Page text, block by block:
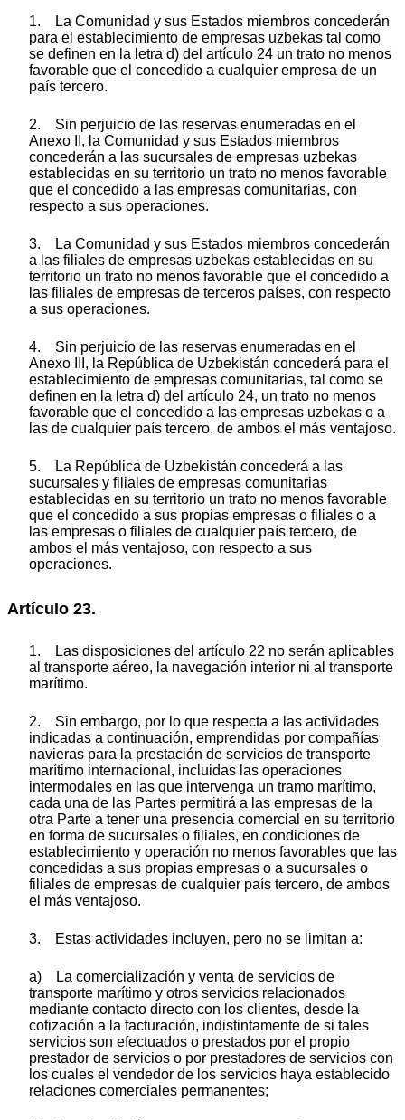
1. La Comunidad y sus Estados miembros concederán
para el establecimiento de empresas uzbekas tal como
se definen en la letra d) del artículo 24 un trato no menos
favorable que el concedido a cualquier empresa de un
país tercero.
2. Sin perjuicio de las reservas enumeradas en el
Anexo II, la Comunidad y sus Estados miembros
concederán a las sucursales de empresas uzbekas
establecidas en su territorio un trato no menos favorable
que el concedido a las empresas comunitarias, con
respecto a sus operaciones.
3. La Comunidad y sus Estados miembros concederán
a las filiales de empresas uzbekas establecidas en su
territorio un trato no menos favorable que el concedido a
las filiales de empresas de terceros países, con respecto
a sus operaciones.
4. Sin perjuicio de las reservas enumeradas en el
Anexo III, la República de Uzbekistán concederá para el
establecimiento de empresas comunitarias, tal como se
definen en la letra d) del artículo 24, un trato no menos
favorable que el concedido a las empresas uzbekas o a
las de cualquier país tercero, de ambos el más ventajoso.
5. La República de Uzbekistán concederá a las
sucursales y filiales de empresas comunitarias
establecidas en su territorio un trato no menos favorable
que el concedido a sus propias empresas o filiales o a
las empresas o filiales de cualquier país tercero, de
ambos el más ventajoso, con respecto a sus
operaciones.
Artículo 23.
1. Las disposiciones del artículo 22 no serán aplicables
al transporte aéreo, la navegación interior ni al transporte
marítimo.
2. Sin embargo, por lo que respecta a las actividades
indicadas a continuación, emprendidas por compañías
navieras para la prestación de servicios de transporte
marítimo internacional, incluidas las operaciones
intermodales en las que intervenga un tramo marítimo,
cada una de las Partes permitirá a las empresas de la
otra Parte a tener una presencia comercial en su territorio
en forma de sucursales o filiales, en condiciones de
establecimiento y operación no menos favorables que las
concedidas a sus propias empresas o a sucursales o
filiales de empresas de cualquier país tercero, de ambos
el más ventajoso.
3. Estas actividades incluyen, pero no se limitan a:
a) La comercialización y venta de servicios de
transporte marítimo y otros servicios relacionados
mediante contacto directo con los clientes, desde la
cotización a la facturación, indistintamente de si tales
servicios son efectuados o prestados por el propio
prestador de servicios o por prestadores de servicios con
los cuales el vendedor de los servicios haya establecido
relaciones comerciales permanentes;